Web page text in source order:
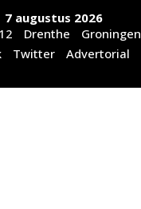
7 augustus 2026
Drenthe Groningen
Twitter Advertorial